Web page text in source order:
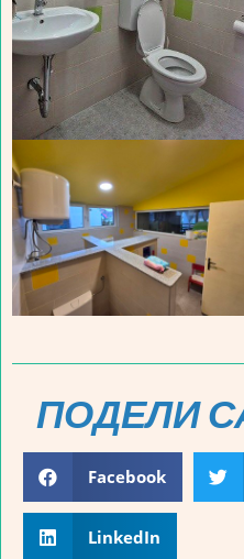
ПОДЕЛИ
Facebook
LinkedIn